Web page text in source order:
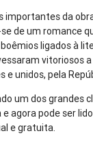
importantes da
de um romance
ligados à
vitoriosos
e unidos, pela
um dos grandes
agora pode ser
e gratuita.